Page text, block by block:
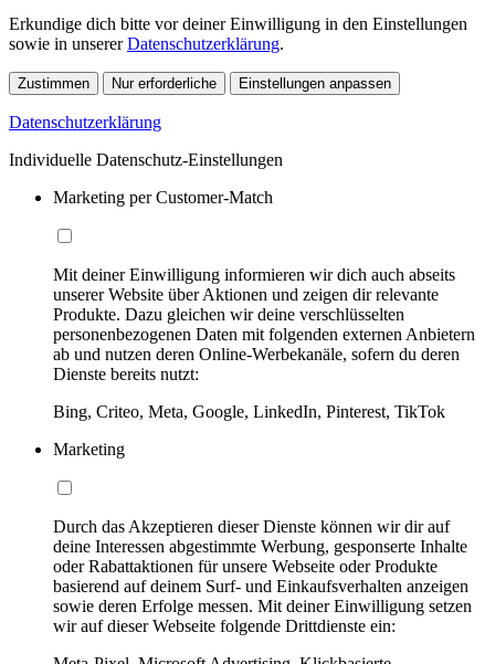
Erkundige dich bitte vor deiner Einwilligung in den Einstellungen
sowie in unsererDatenschutzerklärung.
Zustimmen Nur erforderliche Einstellungen anpassen
Datenschutzerklärung
Individuelle Datenschutz-Einstellungen
Marketing per Customer-Match
Mit deiner Einwilligung informieren wir dich auch abseits
unserer Website über Aktionen und zeigen dir relevante
Produkte. Dazu gleichen wir deine verschlüsselten
personenbezogenen Daten mit folgenden externen Anbietern
ab und nutzen deren Online-Werbekanäle, sofern du deren
Dienste bereits nutzt:
Bing, Criteo, Meta, Google, LinkedIn, Pinterest, TikTok
Marketing
Durch das Akzeptieren dieser Dienste können wir dir auf
deine Interessen abgestimmte Werbung, gesponserte Inhalte
oder Rabattaktionen für unsere Webseite oder Produkte
basierend auf deinem Surf- und Einkaufsverhalten anzeigen
sowie deren Erfolge messen. Mit deiner Einwilligung setzen
wir auf dieser Webseite folgende Drittdienste ein: